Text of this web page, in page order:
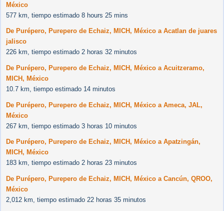
México
577 km, tiempo estimado 8 hours 25 mins
De Purépero, Purepero de Echaiz, MICH, México a Acatlan de juares
jalisco
226 km, tiempo estimado 2 horas 32 minutos
De Purépero, Purepero de Echaiz, MICH, México a Acuitzeramo,
MICH, México
10.7 km, tiempo estimado 14 minutos
De Purépero, Purepero de Echaiz, MICH, México a Ameca, JAL,
México
267 km, tiempo estimado 3 horas 10 minutos
De Purépero, Purepero de Echaiz, MICH, México a Apatzingán,
MICH, México
183 km, tiempo estimado 2 horas 23 minutos
De Purépero, Purepero de Echaiz, MICH, México a Cancún, QROO,
México
2,012 km, tiempo estimado 22 horas 35 minutos